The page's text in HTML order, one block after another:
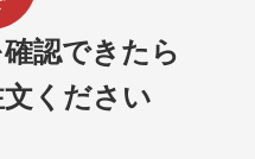
認できたら
ください